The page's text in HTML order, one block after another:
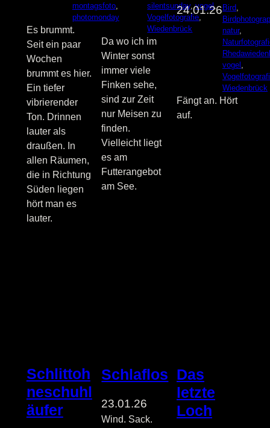
montagsfoto
photomonday
Es brummt.
Seit ein paar
Wochen
brummt es hier.
Ein tiefer
vibrierender
Ton. Drinnen
lauter als
draußen. In
allen Räumen,
die in Richtung
Süden liegen
hört man es
lauter.
silentsunday, vogel ,
Vogelfotografie
Wiedenbrück
Da wo ich im
Winter sonst
immer viele
Finken sehe,
sind zur Zeit
nur Meisen zu
finden.
Vielleicht liegt
es am
Futterangebot
am See.
24.01.26Bird
natur
vogel
Wiedenbrück
Fängt an. Hört
auf.
Schlittoh
neschuhl
äufer
Schlaflos
23.01.26
Wind. Sack.
Das
letzte
Loch